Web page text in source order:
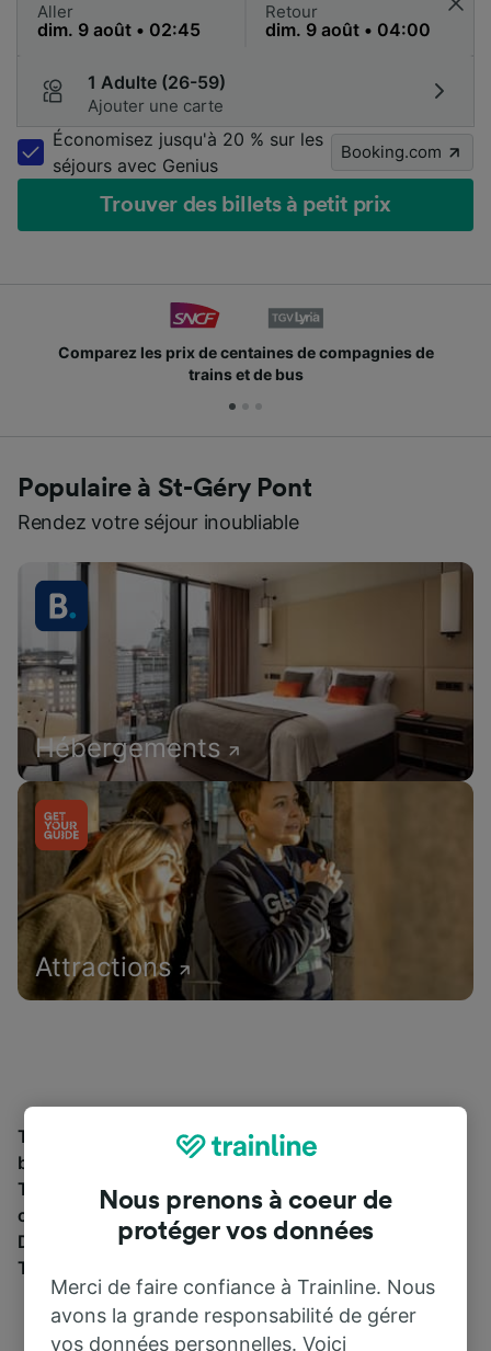
Aller Retour
1 Adulte (26-59)
Ajouter une carte
Économisez jusqu'à 20 % sur les
séjours avec Genius
Booking.com
Trouver des billets à petit prix
Comparez les prix de centaines de compagnies de
trains et de bus
Populaire à St-Géry Pont
Rendez votre séjour inoubliable
Hébergements
Attractions
Trouvez les informations essentielles et réservez vos
billets de train à partir de et jusqu'à St-Géry Pont.
Trainline vous emmène dans 45 pays avec 270
compagnies ferroviaires et de bus, dont
SNCF
Découvrez jusqu’où vous pouvez voyager avec
Trainline aujourd’hui.
Nous prenons à coeur de
protéger vos données
Merci de faire confiance à Trainline. Nous
avons la grande responsabilité de gérer
vos données personnelles. Voici